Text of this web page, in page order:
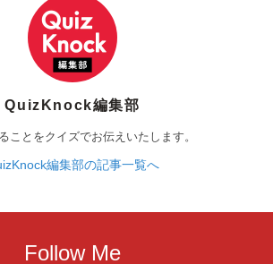
QuizKnock編集部
ことをクイズでお伝えいたします。
編集部の記事一覧へ
Follow Me